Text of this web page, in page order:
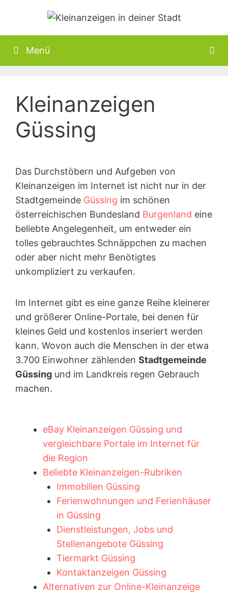
springen
Menü
Kleinanzeigen
Güssing
Das Durchstöbern und Aufgeben von
Kleinanzeigen im Internet ist nicht nur in der
Stadtgemeinde Güssing im schönen
österreichischen Bundesland Burgenland eine
beliebte Angelegenheit, um entweder ein
tolles gebrauchtes Schnäppchen zu machen
oder aber nicht mehr Benötigtes
unkompliziert zu verkaufen.
Im Internet gibt es eine ganze Reihe kleinerer
und größerer Online-Portale, bei denen für
kleines Geld und kostenlos inseriert werden
kann. Wovon auch die Menschen in der etwa
3.700 Einwohner zählenden Stadtgemeinde
Güssing und im Landkreis regen Gebrauch
machen.
eBay Kleinanzeigen Güssing und
vergleichbare Portale im Internet für
die Region
Beliebte Kleinanzeigen-Rubriken
Immobilien Güssing
Ferienwohnungen und Ferienhäuser
in Güssing
Dienstleistungen, Jobs und
Stellenangebote Güssing
Tiermarkt Güssing
Kontaktanzeigen Güssing
Alternativen zur Online-Kleinanzeige